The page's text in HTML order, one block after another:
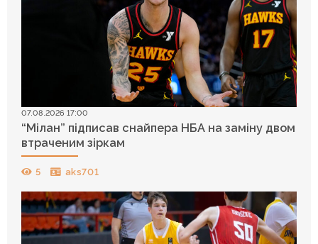
07.08.2026 17:00
“Мілан” підписав снайпера НБА на заміну двом
втраченим зіркам
5 aks701